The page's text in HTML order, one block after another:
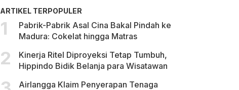
ARTIKEL TERPOPULER
Pabrik-Pabrik Asal Cina Bakal Pindah ke
Madura: Cokelat hingga Matras
Kinerja Ritel Diproyeksi Tetap Tumbuh,
Hippindo Bidik Belanja para Wisatawan
Airlangga Klaim Penyerapan Tenaga